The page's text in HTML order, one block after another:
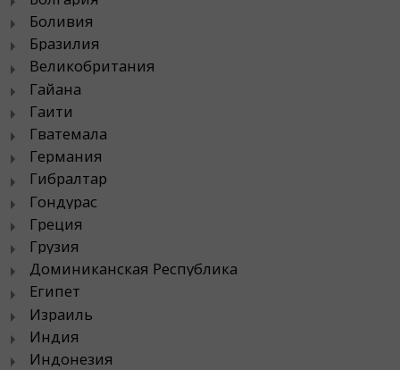
Боливия
Бразилия
Великобритания
Гайана
Гаити
Гватемала
Германия
Гибралтар
Гондурас
Греция
Грузия
Доминиканская Республика
Египет
Израиль
Индия
Индонезия